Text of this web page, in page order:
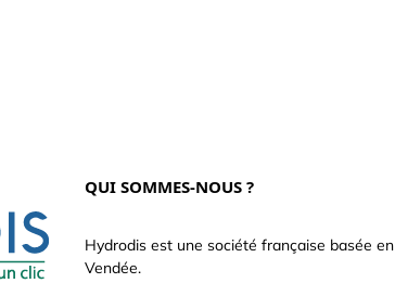
QUI SOMMES-NOUS ?
Hydrodis est une société française basée en
Vendée.